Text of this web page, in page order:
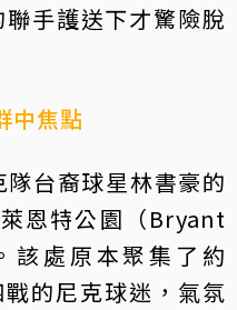
聯手護送下才驚險脫
中焦點
台裔球星林書豪的
恩特公園（Bryant
該處原本聚集了約
的尼克球迷，氣氛